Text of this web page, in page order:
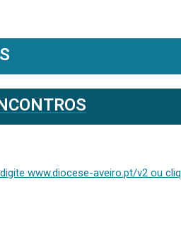
www.diocese-aveiro.pt/v2 ou